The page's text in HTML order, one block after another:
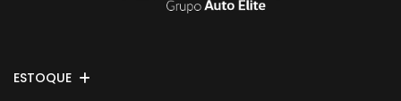
ESTOQUE